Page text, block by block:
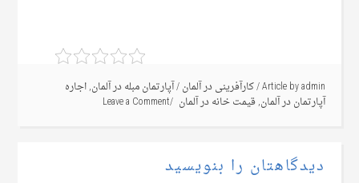
Article byadmin
/کارآفرینی در آلمان/آپارتمان مبله در آلمان,اجاره
آپارتمان در آلمان,قیمت خانه در آلمان Leave a Comment
دیدگاهتان را بنویسید